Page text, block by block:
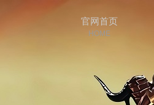
官网首页
HOME